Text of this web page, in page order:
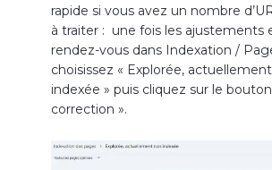
rapide si vous avez un nombre
à traiter: une fois les ajustements
rendez-vous dans Indexation /
choisissez « Explorée,
indexée » puis cliquez sur le bouton
correction ».